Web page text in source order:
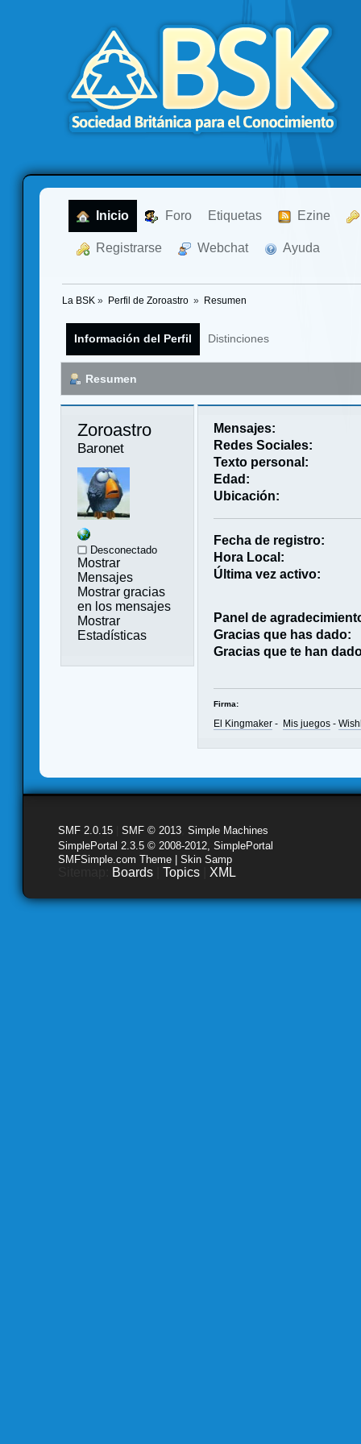
Inicio Foro Etiquetas Ezine
Registrarse Webchat Ayuda
La BSK » Perfil de Zoroastro » Resumen
Información del Perfil Distinciones
Resumen
Zoroastro
Baronet
Desconectado
Mostrar
Mensajes
Mostrar gracias
en los mensajes
Mostrar
Estadísticas
Mensajes:
Redes Sociales:
Texto personal:
Edad:
Ubicación:
Fecha de registro:
Hora Local:
Última vez activo:
Panel de
Gracias que has dado:
Gracias que te han
Firma:
El Kingmaker - Mis juegos -
SMF 2.0.15 SMF © 2013 Simple Machines
SimplePortal 2.3.5 © 2008-2012, SimplePortal
SMFSimple.com Theme | Skin Samp
Boards Topics XML